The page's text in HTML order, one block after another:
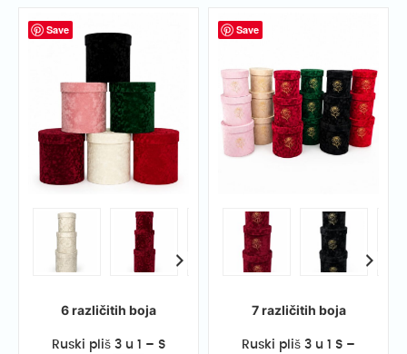
Save
6 različitih boja
Ruski pliš 3 u 1 – S
Save
7 različitih boja
Ruski pliš 3 u 1 S –